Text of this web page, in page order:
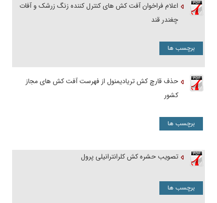
اعلام فراخوان آفت کش های کنترل کننده زنگ زرشک و آفات
چغندر قند
برچسب ها
حذف قارچ کش تریادیمنول از فهرست آفت کش های مجاز
کشور
برچسب ها
تصویب حشره کش کلرانترانیلی پرول
برچسب ها